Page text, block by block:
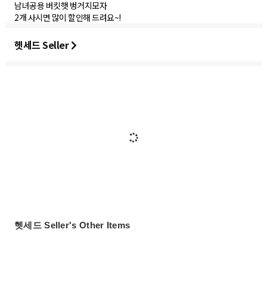
남녀공용 버킷햇 벙거지모자
2개 사시면 많이 할인해 드려요~!
헷세드 Seller
헷세드 Seller's Other Items